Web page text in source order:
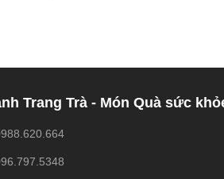
Trang Trà - Món Quà sức